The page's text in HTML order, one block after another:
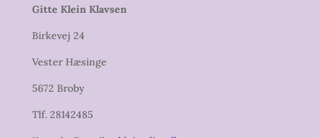
Gitte Klein Klavsen
Birkevej 24
Vester Hæsinge
5672 Broby
Tlf. 28142485